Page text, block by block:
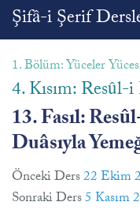
Şifâ-i Şerif
4. Kısım:
13. Fasıl:
Duâsıyla
Önceki Ders22 Ekim
Sonraki Ders5 Kasım